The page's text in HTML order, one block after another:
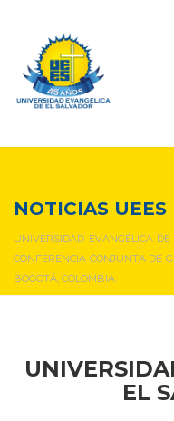
NOTICIAS UEES
UNIVERSIDAD EVANGÉLICA DE
CONFERENCIA CONJUNTA DE
BOGOTÁ, COLOMBIA.
EL